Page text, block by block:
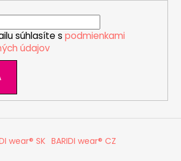
i
e
p
r
v
ý
i
súhlasíte s podmienkami
údajov
wear® SK BARIDI wear® CZ